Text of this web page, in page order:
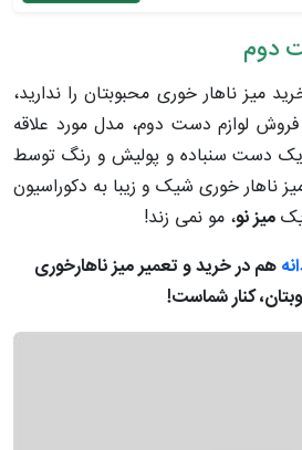
دوم
میز ناهار خوری محبوبتان را ندارید،
لوازم دست دوم، مدل مورد علاقه
یک دست سنباده و پولیش و رنگ توسط
ناهار خوری شیک و زیبا به دکوراسیون
میز نو، مو نمی زند!
هم در خرید و تعمیر میز ناهارخوری
کنار شماست!